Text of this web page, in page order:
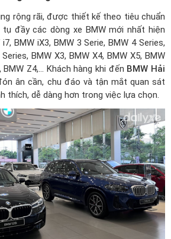
rộng rãi, được thiết kế theo tiêu chuẩn
tụ đầy các dòng xe BMW mới nhất hiện
BMW iX3, BMW 3 Serie, BMW 4 Series,
BMW X3, BMW X4, BMW X5, BMW
, BMW Z4,... Khách hàng khi đến BMW Hải
ân cần, chu đáo và tận mắt quan sát
thích, dễ dàng hơn trong việc lựa chọn.